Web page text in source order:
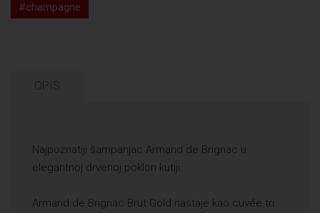
#champagne
OPIS
Najpoznatiji šampanjac Armand de Brignac u
elegantnoj drvenoj poklon kutiji.
Armand de Brignac Brut Gold nastaje kao cuvée tri